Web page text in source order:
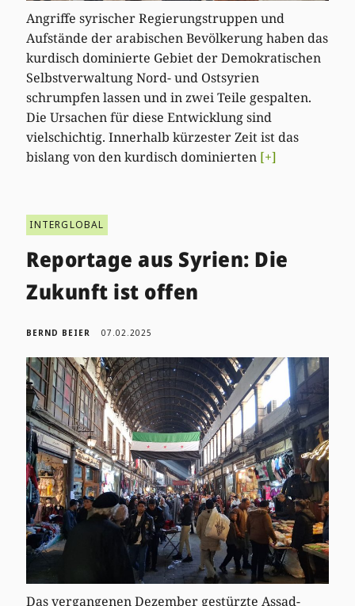
Angriffe syrischer Regierungstruppen und
Aufstände der arabischen Bevölkerung haben das
kurdisch dominierte Gebiet der Demokratischen
Selbstverwaltung Nord- und Ostsyrien
schrumpfen lassen und in zwei Teile gespalten.
Die Ursachen für diese Entwicklung sind
vielschichtig. Innerhalb kürzester Zeit ist das
bislang von den kurdisch dominierten [+]
INTERGLOBAL
Reportage aus Syrien: Die
Zukunft ist offen
BERND BEIER 07.02.2025
Das vergangenen Dezember gestürzte Assad-